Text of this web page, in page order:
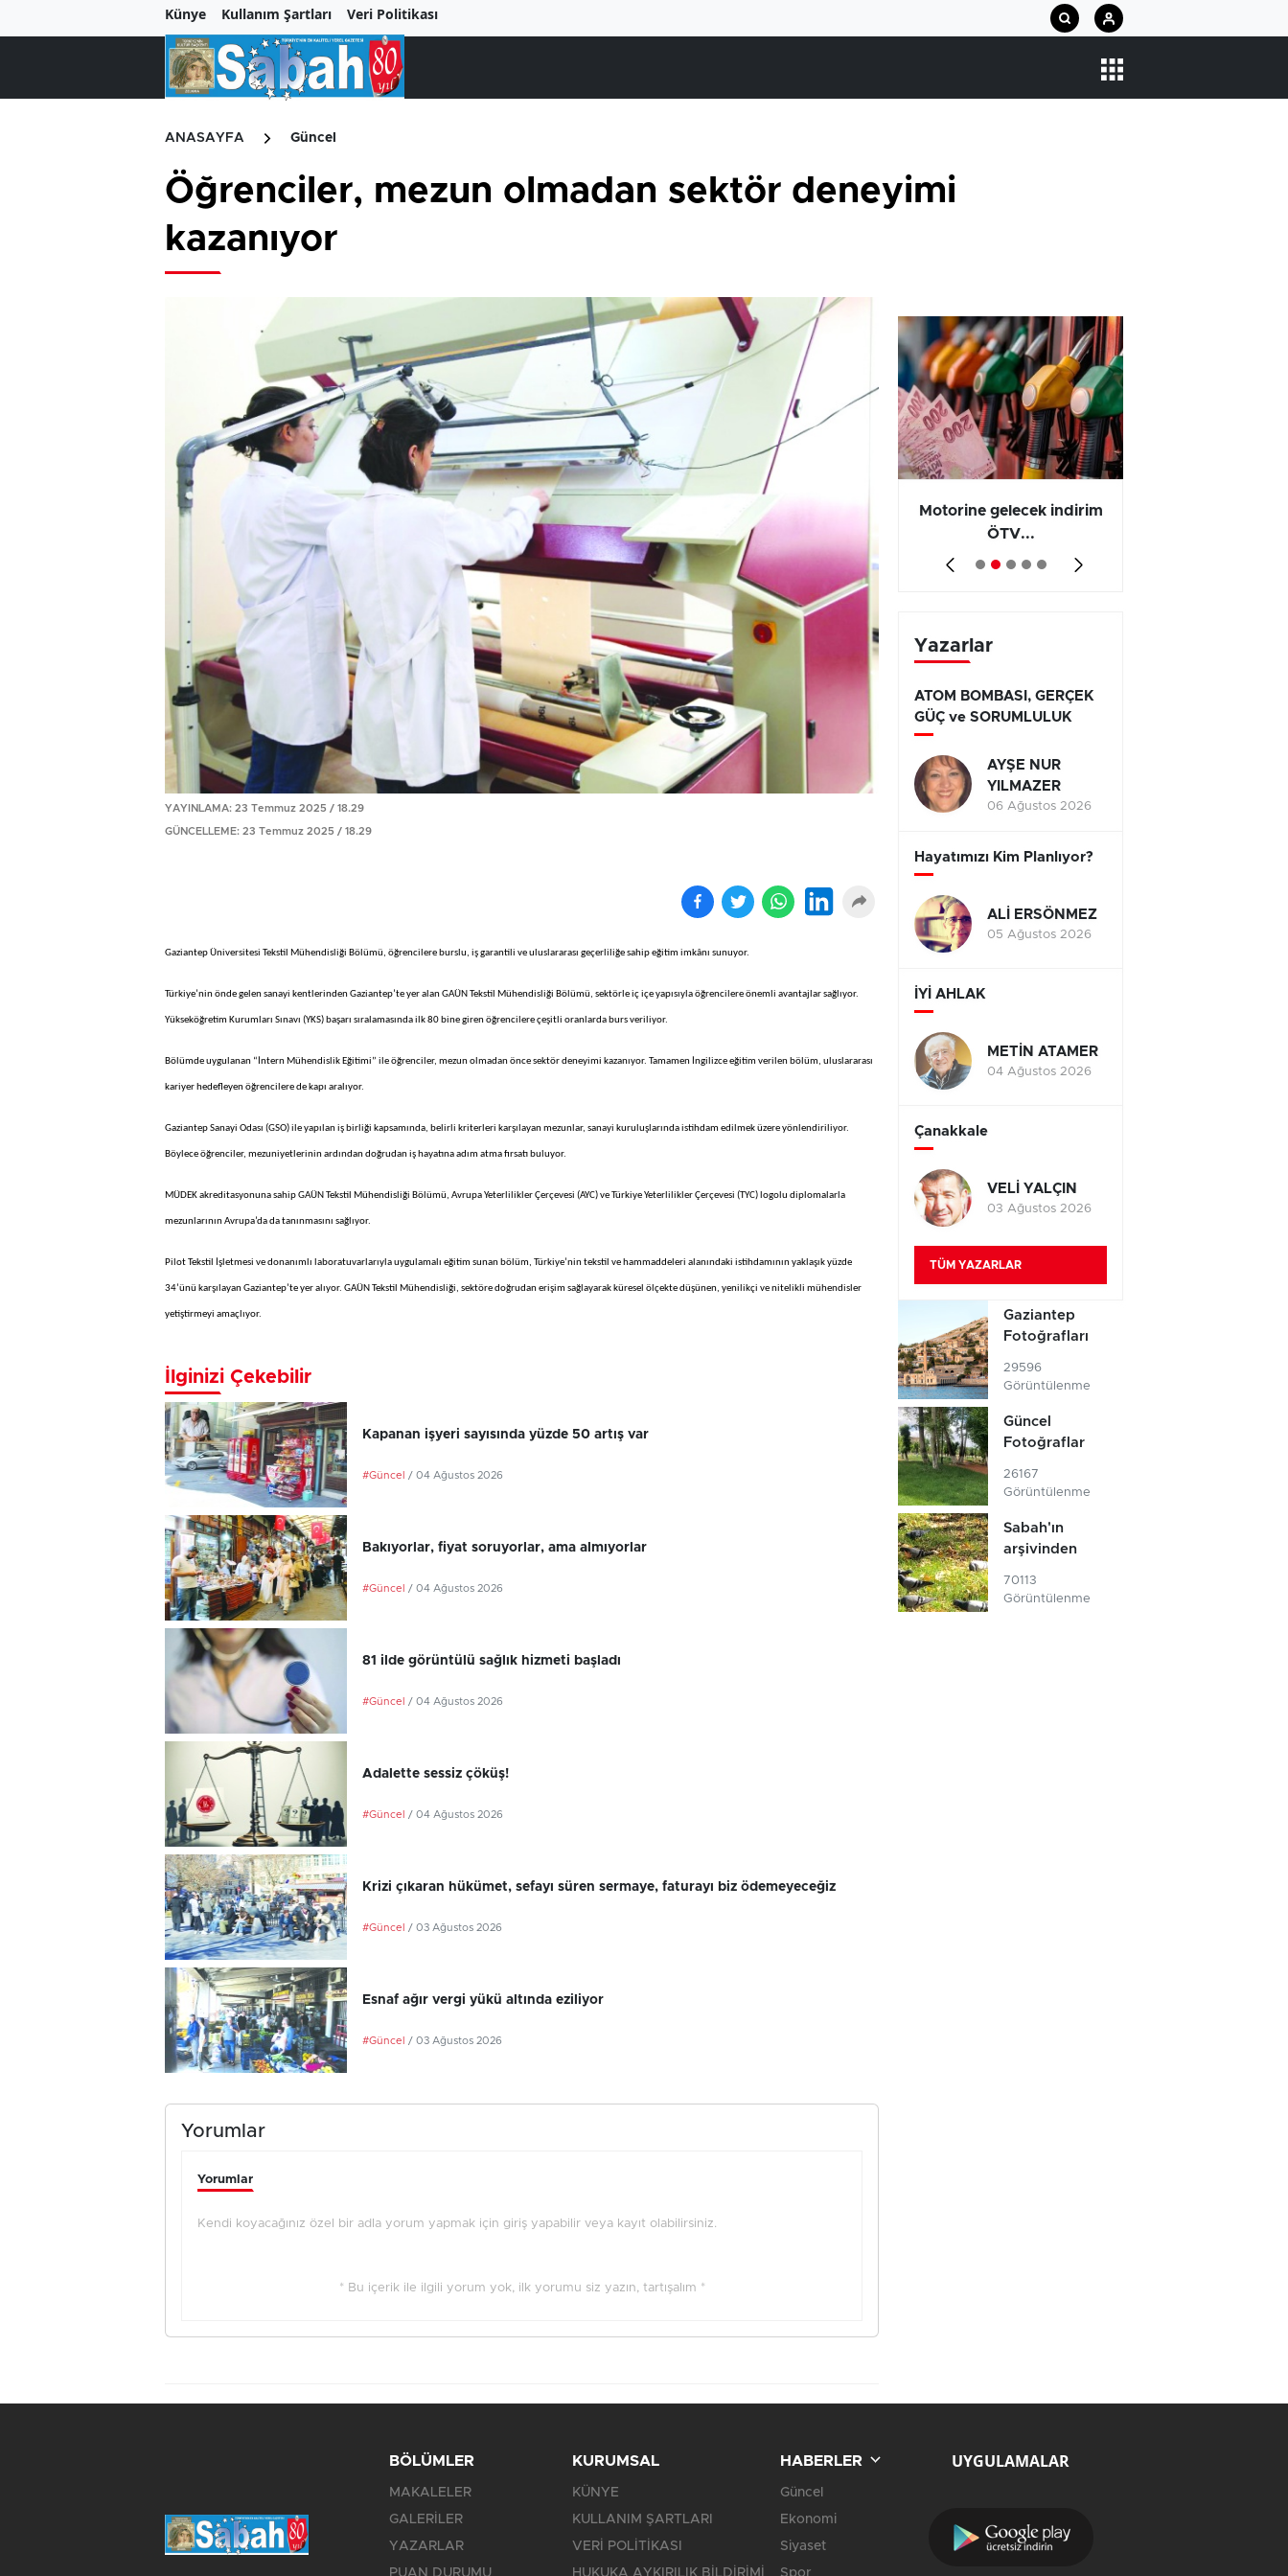
Künye Kullanım Şartları Veri Politikası
ANASAYFA Güncel
Öğrenciler, mezun olmadan sektör deneyimi
kazanıyor
YAYINLAMA: 23 Temmuz 2025 / 18.29
GÜNCELLEME: 23 Temmuz 2025 / 18.29
Gaziantep Üniversitesi Tekstil Mühendisliği Bölümü, öğrencilere burslu, iş garantili ve uluslararası geçerliliğe sahip eğitim imkânı sunuyor.
Türkiye’nin önde gelen sanayi kentlerinden Gaziantep’te yer alan GAÜN Tekstil Mühendisliği Bölümü, sektörle iç içe yapısıyla öğrencilere önemli avantajlar sağlıyor.
Yükseköğretim Kurumları Sınavı (YKS) başarı sıralamasında ilk 80 bine giren öğrencilere çeşitli oranlarda burs veriliyor.
Bölümde uygulanan “İntern Mühendislik Eğitimi” ile öğrenciler, mezun olmadan önce sektör deneyimi kazanıyor. Tamamen İngilizce eğitim verilen bölüm, uluslararası
kariyer hedefleyen öğrencilere de kapı aralıyor.
Gaziantep Sanayi Odası (GSO) ile yapılan iş birliği kapsamında, belirli kriterleri karşılayan mezunlar, sanayi kuruluşlarında istihdam edilmek üzere yönlendiriliyor.
Böylece öğrenciler, mezuniyetlerinin ardından doğrudan iş hayatına adım atma fırsatı buluyor.
MÜDEK akreditasyonuna sahip GAÜN Tekstil Mühendisliği Bölümü, Avrupa Yeterlilikler Çerçevesi (AYC) ve Türkiye Yeterlilikler Çerçevesi (TYC) logolu diplomalarla
mezunlarının Avrupa’da da tanınmasını sağlıyor.
Pilot Tekstil İşletmesi ve donanımlı laboratuvarlarıyla uygulamalı eğitim sunan bölüm, Türkiye’nin tekstil ve hammaddeleri alanındaki istihdamının yaklaşık yüzde
34’ünü karşılayan Gaziantep’te yer alıyor. GAÜN Tekstil Mühendisliği, sektöre doğrudan erişim sağlayarak küresel ölçekte düşünen, yenilikçi ve nitelikli mühendisler
yetiştirmeyi amaçlıyor.
İlginizi Çekebilir
Kapanan işyeri sayısında yüzde 50 artış var
#Güncel / 04 Ağustos 2026
Bakıyorlar, fiyat soruyorlar, ama almıyorlar
#Güncel / 04 Ağustos 2026
81 ilde görüntülü sağlık hizmeti başladı
#Güncel / 04 Ağustos 2026
Adalette sessiz çöküş!
#Güncel / 04 Ağustos 2026
Krizi çıkaran hükümet, sefayı süren sermaye, faturayı biz ödemeyeceğiz
#Güncel / 03 Ağustos 2026
Esnaf ağır vergi yükü altında eziliyor
#Güncel / 03 Ağustos 2026
Yorumlar
Yorumlar
Kendi koyacağınız özel bir adla yorum yapmak için giriş yapabilir veya kayıt olabilirsiniz.
* Bu içerik ile ilgili yorum yok, ilk yorumu siz yazın, tartışalım *
Kapanan işyeri sayısında
yüz...
Yönetmeliğe aykırı
süresiz...
Motorine gelecek indirim
ÖTV...
Yazarlar
ATOM BOMBASI, GERÇEK
GÜÇ ve SORUMLULUK
AYŞE NUR
YILMAZER
06 Ağustos 2026
Hayatımızı Kim Planlıyor?
ALİ ERSÖNMEZ
05 Ağustos 2026
İYİ AHLAK
METİN ATAMER
04 Ağustos 2026
Çanakkale
VELİ YALÇIN
03 Ağustos 2026
TÜM YAZARLAR
Gaziantep
Fotoğrafları
29596
Görüntülenme
Güncel
Fotoğraflar
26167
Görüntülenme
Sabah'ın
arşivinden
70113
Görüntülenme
BÖLÜMLER
MAKALELER
GALERİLER
YAZARLAR
PUAN DURUMU
KURUMSAL
KÜNYE
KULLANIM ŞARTLARI
VERİ POLİTİKASI
HUKUKA AYKIRILIK BİLDİRİMİ
HABERLER
Güncel
Ekonomi
Siyaset
Spor
UYGULAMALAR